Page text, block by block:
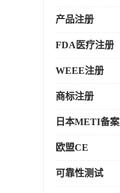
产品注册
FDA医疗注册
WEEE注册
商标注册
日本METI备案
欧盟CE
可靠性测试